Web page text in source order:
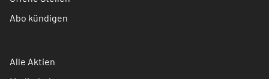
Abo kündigen
Alle Aktien